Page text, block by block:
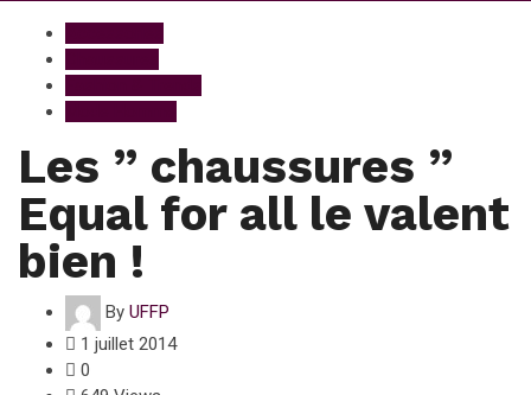
Les ” chaussures ”
Equal for all le valent
bien !
By UFFP
1 juillet 2014
0